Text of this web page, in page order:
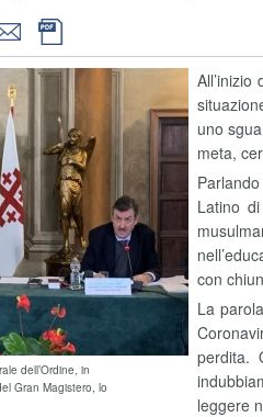
dell’Ordine, in
Gran Magistero, lo
uno
meta,
Latino
con
La
perdita.
leggere